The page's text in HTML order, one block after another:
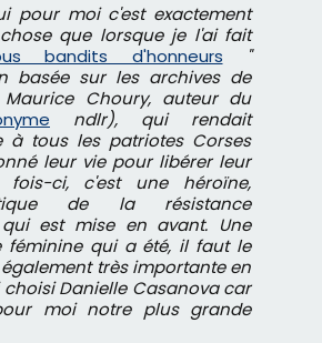
pour moi c'est exactement
que lorsque je l'ai fait
bandits d'honneurs "
basée sur les archives de
Choury, auteur du
ndlr), qui rendait
à tous les patriotes Corses
leur vie pour libérer leur
fois-ci, c'est une héroïne,
de la résistance
est mise en avant. Une
féminine qui a été, il faut le
très importante en
choisi Danielle Casanova car
moi notre plus grande